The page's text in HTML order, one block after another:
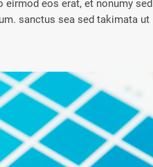
eos erat, et nonumy sed
sanctus sea sed takimata ut